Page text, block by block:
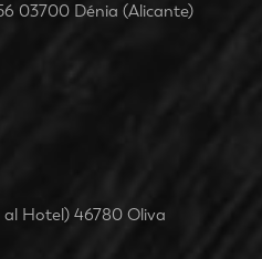
03700 Dénia (Alicante)
Hotel) 46780 Oliva